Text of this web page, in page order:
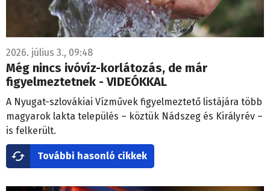
2026. július 3., 09:48
Még nincs ivóvíz-korlátozás, de már
figyelmeztetnek - VIDEÓKKAL
A Nyugat-szlovákiai Vízművek figyelmeztető listájára több
magyarok lakta település – köztük Nádszeg és Királyrév –
is felkerült.
További hasonló cikkek